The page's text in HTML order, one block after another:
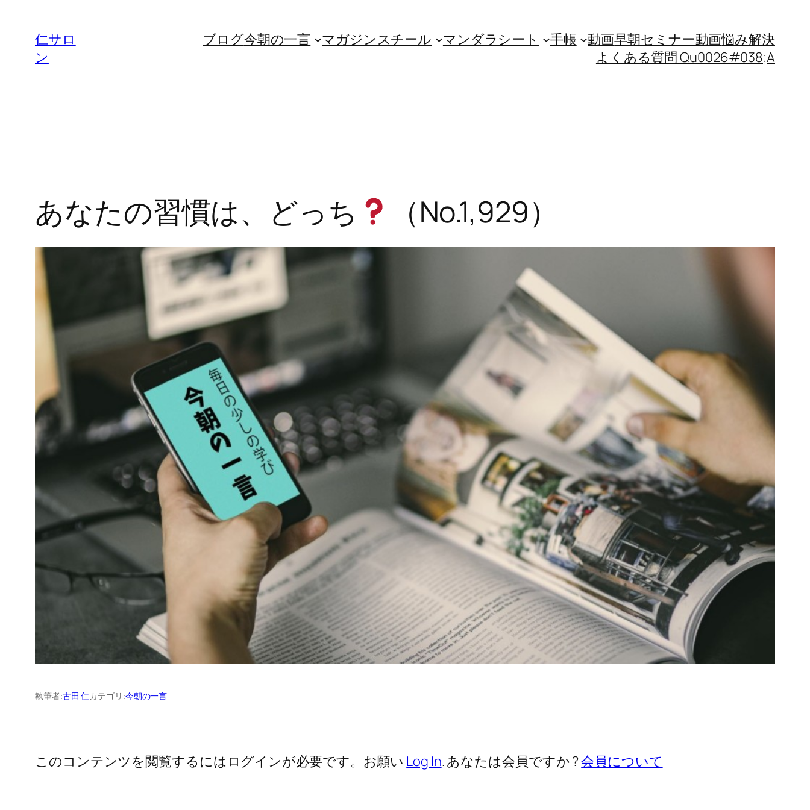
仁サロ
ン
ブログ今朝の一言 マガジンスチール マンダラシート 手帳 動画早朝セミナー動画悩み解決
よくある質問 Qu0026#038;A
あなたの習慣は、どっち （No.1,929）
執筆者:古田 仁カテゴリ:今朝の一言
このコンテンツを閲覧するにはログインが必要です。お願い Log In. あなたは会員ですか ?会員について